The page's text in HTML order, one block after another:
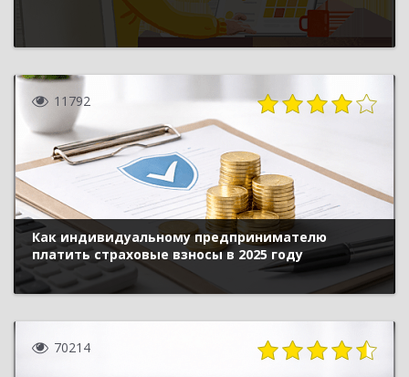
11792
Как индивидуальному предпринимателю
платить страховые взносы в 2025 году
70214